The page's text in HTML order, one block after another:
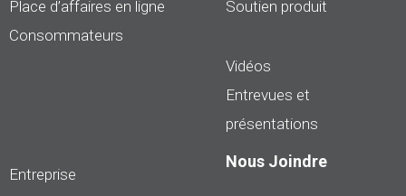
Place d’affaires en ligne
Consommateurs
Soutien produit
Vidéos
Entrevues et
présentations
Entreprise
Nous Joindre